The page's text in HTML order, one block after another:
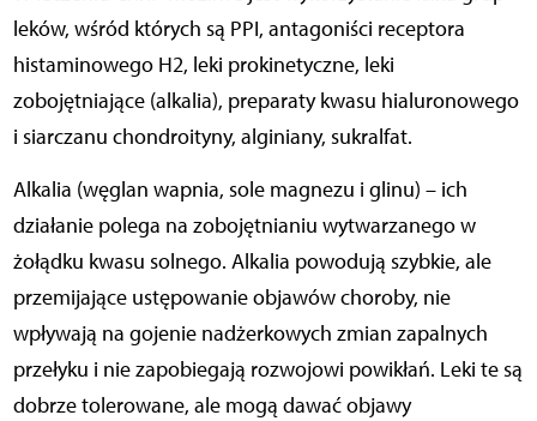
leków, wśród których są PPI, antagoniści receptora
histaminowego H2, leki prokinetyczne, leki
zobojętniające (alkalia), preparaty kwasu hialuronowego
i siarczanu chondroityny, alginiany, sukralfat.
Alkalia (węglan wapnia, sole magnezu i glinu) – ich
działanie polega na zobojętnianiu wytwarzanego w
żołądku kwasu solnego. Alkalia powodują szybkie, ale
przemijające ustępowanie objawów choroby, nie
wpływają na gojenie nadżerkowych zmian zapalnych
przełyku i nie zapobiegają rozwojowi powikłań. Leki te są
dobrze tolerowane, ale mogą dawać objawy